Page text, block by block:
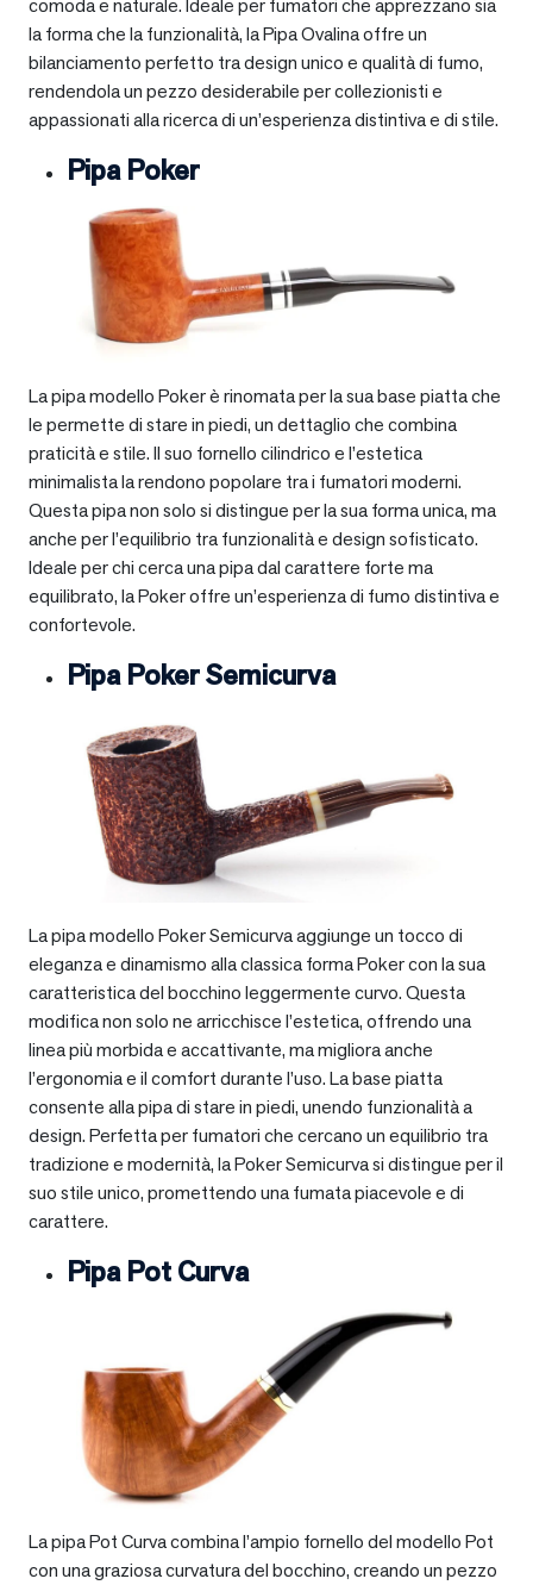
comoda e naturale. Ideale per fumatori che apprezzano sia
la forma che la funzionalità, la Pipa Ovalina offre un
bilanciamento perfetto tra design unico e qualità di fumo,
rendendola un pezzo desiderabile per collezionisti e
appassionati alla ricerca di un’esperienza distintiva e di stile.
Pipa Poker
La pipa modello Poker è rinomata per la sua base piatta che
le permette di stare in piedi, un dettaglio che combina
praticità e stile. Il suo fornello cilindrico e l’estetica
minimalista la rendono popolare tra i fumatori moderni.
Questa pipa non solo si distingue per la sua forma unica, ma
anche per l’equilibrio tra funzionalità e design sofisticato.
Ideale per chi cerca una pipa dal carattere forte ma
equilibrato, la Poker offre un’esperienza di fumo distintiva e
confortevole.
Pipa Poker Semicurva
La pipa modello Poker Semicurva aggiunge un tocco di
eleganza e dinamismo alla classica forma Poker con la sua
caratteristica del bocchino leggermente curvo. Questa
modifica non solo ne arricchisce l’estetica, offrendo una
linea più morbida e accattivante, ma migliora anche
l’ergonomia e il comfort durante l’uso. La base piatta
consente alla pipa di stare in piedi, unendo funzionalità a
design. Perfetta per fumatori che cercano un equilibrio tra
tradizione e modernità, la Poker Semicurva si distingue per il
suo stile unico, promettendo una fumata piacevole e di
carattere.
Pipa Pot Curva
La pipa Pot Curva combina l’ampio fornello del modello Pot
con una graziosa curvatura del bocchino, creando un pezzo